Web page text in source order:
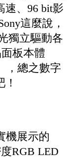
速、96 bit影
這麼說，
獨立驅動各
板本體
，總之數字
機展示的
RGB LED